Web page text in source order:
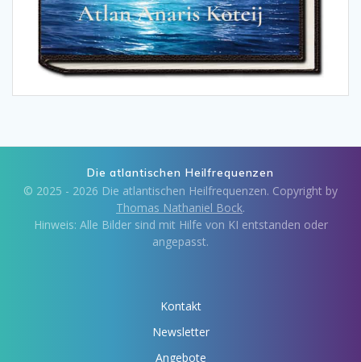
Die atlantischen Heilfrequenzen
© 2025 - 2026 Die atlantischen Heilfrequenzen. Copyright by
Thomas Nathaniel Bock.
Hinweis: Alle Bilder sind mit Hilfe von KI entstanden oder
angepasst.
Kontakt
Newsletter
Angebote